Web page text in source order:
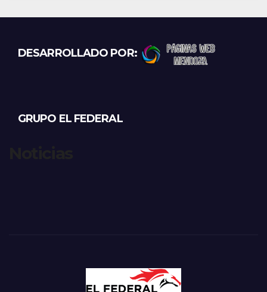
DESARROLLADO POR:
GRUPO EL FEDERAL